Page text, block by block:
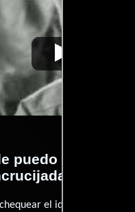
Video de la película
puedo ver la
de odios?
el idioma, doblaje o